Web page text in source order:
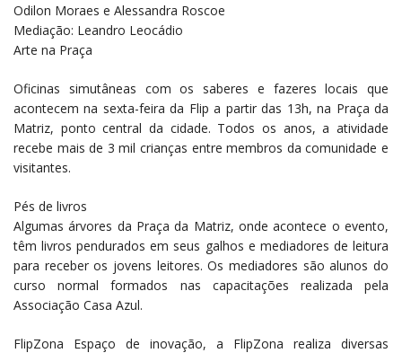
Odilon Moraes e Alessandra Roscoe
Mediação: Leandro Leocádio
Arte na Praça
Oficinas simutâneas com os saberes e fazeres locais que
acontecem na sexta-feira da Flip a partir das 13h, na Praça da
Matriz, ponto central da cidade. Todos os anos, a atividade
recebe mais de 3 mil crianças entre membros da comunidade e
visitantes.
Pés de livros
Algumas árvores da Praça da Matriz, onde acontece o evento,
têm livros pendurados em seus galhos e mediadores de leitura
para receber os jovens leitores. Os mediadores são alunos do
curso normal formados nas capacitações realizada pela
Associação Casa Azul.
FlipZona Espaço de inovação, a FlipZona realiza diversas